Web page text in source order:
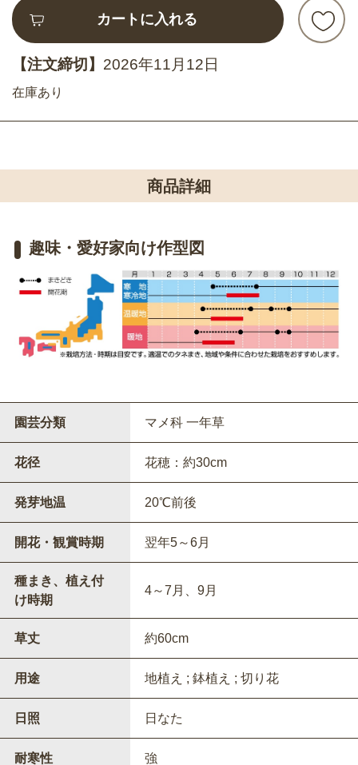
カートに入れる
【注文締切】 2026年11月12日
在庫あり
商品詳細
趣味・愛好家向け作型図
園芸分類 マメ科 一年草
花径 花穂：約30cm
発芽地温 20℃前後
開花・観賞時期 翌年5～6月
種まき、植え付
け時期
4～7月、9月
草丈 約60cm
用途 地植え ; 鉢植え ; 切り花
日照 日なた
耐寒性 強